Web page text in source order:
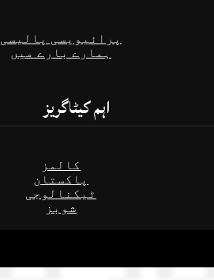
پرائیویسی پالیسی
ہمارے بارے میں
اہم کیٹاگریز
کالمز
پاکستان
ٹیکنالوجی
شوبز